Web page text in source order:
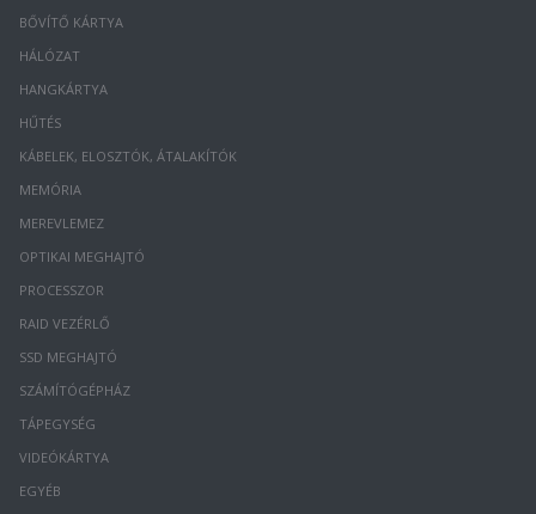
BŐVÍTŐ KÁRTYA
HÁLÓZAT
HANGKÁRTYA
HŰTÉS
KÁBELEK, ELOSZTÓK, ÁTALAKÍTÓK
MEMÓRIA
MEREVLEMEZ
OPTIKAI MEGHAJTÓ
PROCESSZOR
RAID VEZÉRLŐ
SSD MEGHAJTÓ
SZÁMÍTÓGÉPHÁZ
TÁPEGYSÉG
VIDEÓKÁRTYA
EGYÉB